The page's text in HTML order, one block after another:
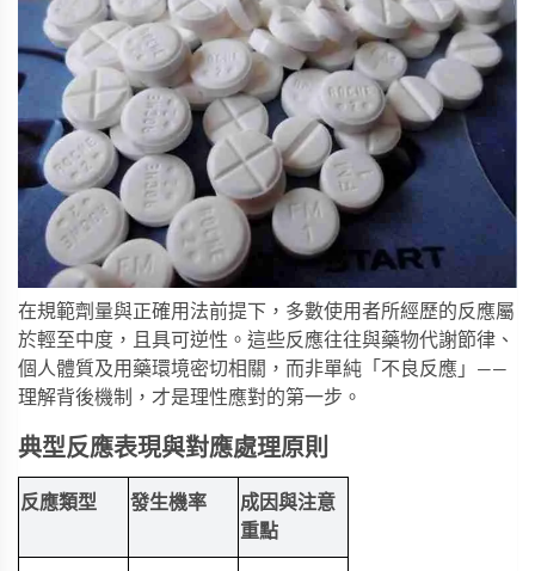
在規範劑量與正確用法前提下，多數使用者所經歷的反應屬
於輕至中度，且具可逆性。這些反應往往與藥物代謝節律、
個人體質及用藥環境密切相關，而非單純「不良反應」——
理解背後機制，才是理性應對的第一步。
典型反應表現與對應處理原則
反應類型 發生機率
成因與注意
重點